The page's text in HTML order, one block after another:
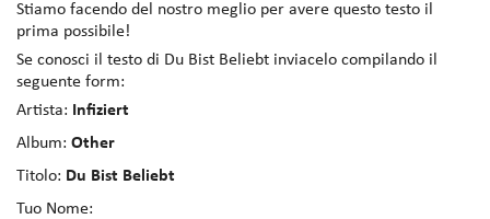
Stiamo facendo del nostro meglio per avere questo testo il
prima possibile!
Se conosci il testo di Du Bist Beliebt inviacelo compilando il
seguente form:
Artista:
Infiziert
Album: Other
Titolo: Du Bist Beliebt
Tuo Nome: